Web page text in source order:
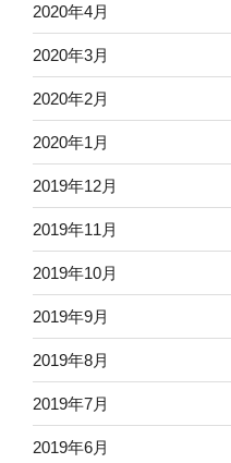
2020年4月
2020年3月
2020年2月
2020年1月
2019年12月
2019年11月
2019年10月
2019年9月
2019年8月
2019年7月
2019年6月